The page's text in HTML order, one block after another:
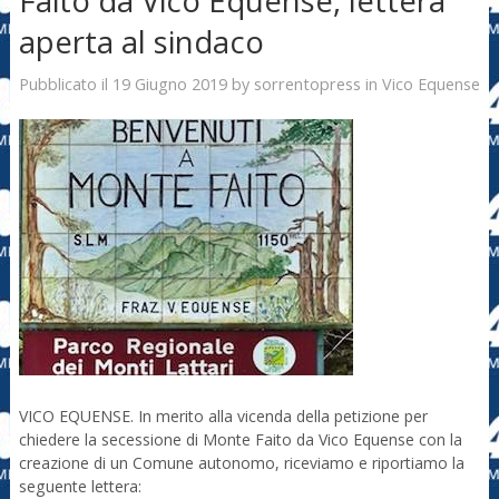
aperta al sindaco
Pubblicato il 19 Giugno 2019by sorrentopress in Vico Equense
VICO EQUENSE. In merito alla vicenda della petizione per
chiedere la secessione di Monte Faito da Vico Equense con la
creazione di un Comune autonomo, riceviamo e riportiamo la
seguente lettera: